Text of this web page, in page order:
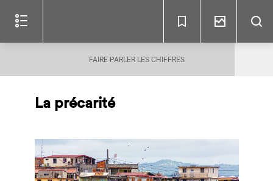
(c)
FAIRE PARLER LES CHIFFRES
La précarité